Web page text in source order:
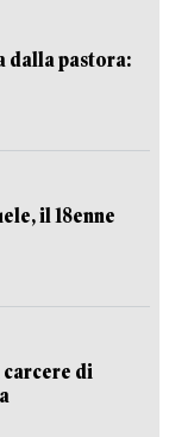
dalla pastora:
il 18enne
carcere di